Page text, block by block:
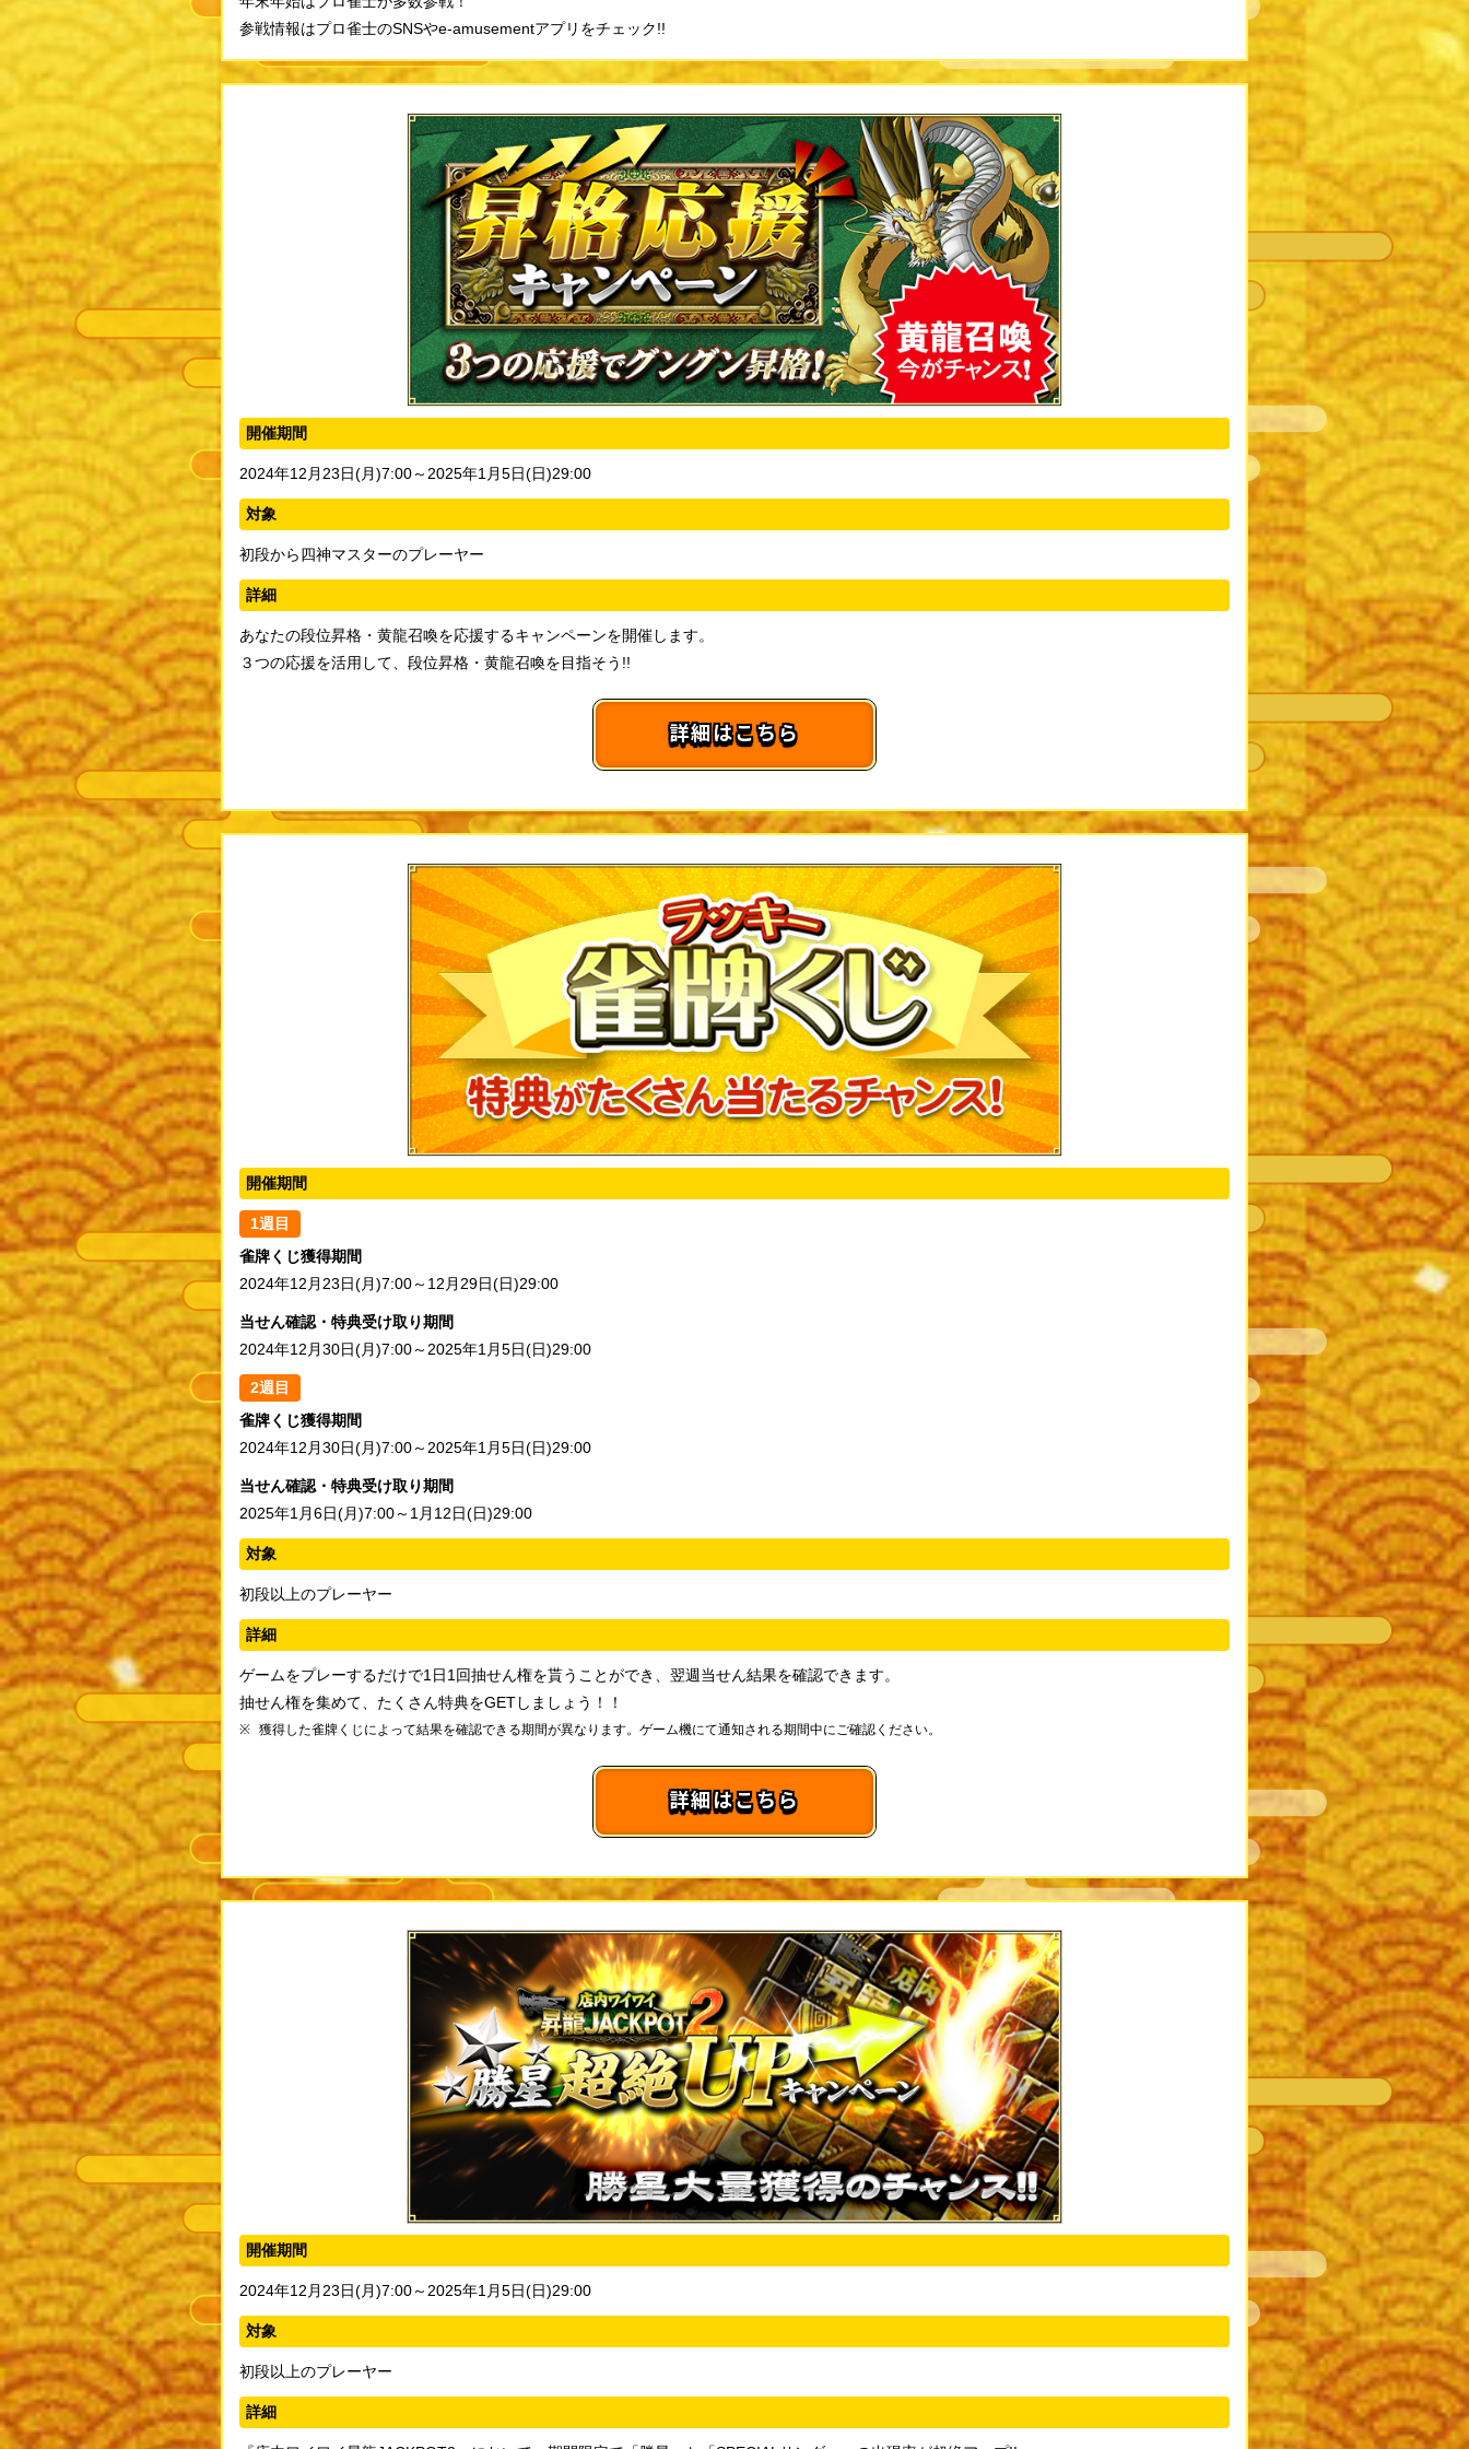
参戦情報はプロ雀士のSNSやe-amusementアプリをチェック!!
開催期間
2024年12月23日(月)7:00～2025年1月5日(日)29:00
対象
初段から四神マスターのプレーヤー
詳細
あなたの段位昇格・黄龍召喚を応援するキャンペーンを開催します。
３つの応援を活用して、段位昇格・黄龍召喚を目指そう!!
詳細はこちら
開催期間
1週目
雀牌くじ獲得期間
2024年12月23日(月)7:00～12月29日(日)29:00
当せん確認・特典受け取り期間
2024年12月30日(月)7:00～2025年1月5日(日)29:00
2週目
雀牌くじ獲得期間
2024年12月30日(月)7:00～2025年1月5日(日)29:00
当せん確認・特典受け取り期間
2025年1月6日(月)7:00～1月12日(日)29:00
対象
初段以上のプレーヤー
詳細
ゲームをプレーするだけで1日1回抽せん権を貰うことができ、翌週当せん結果を確認できます。
抽せん権を集めて、たくさん特典をGETしましょう！！
獲得した雀牌くじによって結果を確認できる期間が異なります。ゲーム機にて通知される期間中にご確認ください。
詳細はこちら
開催期間
2024年12月23日(月)7:00～2025年1月5日(日)29:00
対象
初段以上のプレーヤー
詳細